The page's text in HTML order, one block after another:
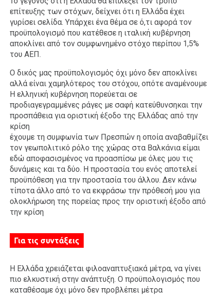
επίτευξης των στόχων, δείχνει ότι η Ελλάδα έχει
γυρίσει σελίδα. Υπάρχει ένα θέμα σε ό,τι αφορά τον
προϋπολογισμό που κατέθεσε η ιταλική κυβέρνηση
αποκλίνει από τον συμφωνημένο στόχο περίπου 1,5%
του ΑΕΠ.
Ο δικός μας προϋπολογισμός όχι μόνο δεν αποκλίνει
αλλά είναι χαμηλότερος του στόχου, οπότε αναμένουμε
Η ελληνική κυβέρνηση πορεύεται σε
προδιαγεγραμμένες ράγες με σαφή κατεύθυνσηκαι την
προσπάθεια για οριστική έξοδο της Ελλάδας από την
κρίση
έχουμε τη συμφωνία των Πρεσπών η οποία αναβαθμίζει
τον γεωπολιτικό ρόλο της χώρας στα Βαλκάνια είμαι
εδώ αποφασισμένος να προασπίσω με όλες μου τις
δυνάμεις και τα δύο. Η προστασία του ενός αποτελεί
προϋπόθεση για την προστασία του άλλου. Δεν κάνω
τίποτα άλλο από το να εκφράσω την πρόθεσή μου για
ολοκλήρωση της πορείας προς την οριστική έξοδο από
την κρίση
Για τις συντάξεις
Η Ελλάδα χρειάζεται φιλοαναπτυξιακά μέτρα, να γίνει
πιο ελκυστική στην ανάπτυξη. Ο προϋπολογισμός που
καταθέσαμε όχι μόνο δεν προβλέπει μέτρα